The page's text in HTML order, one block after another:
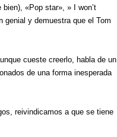
«Pop star», » I won’t
genial y demuestra que el Tom
cueste creerlo, habla de un
de una forma inesperada
reivindicamos a que se tiene